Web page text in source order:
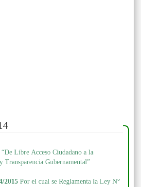
“De Libre Acceso Ciudadano a la
Gubernamental”
2015 Por el cual se Reglamenta la Ley N°